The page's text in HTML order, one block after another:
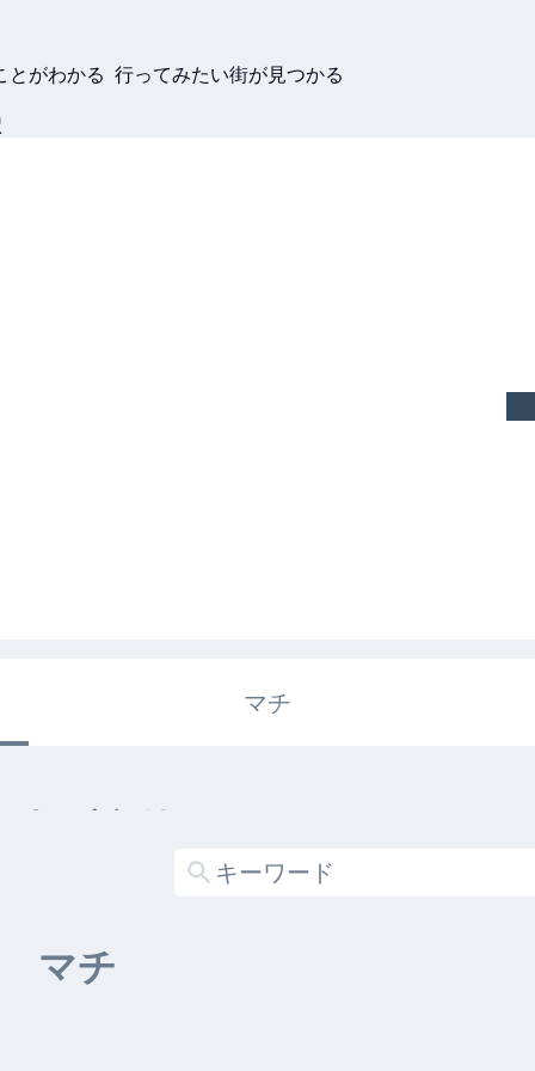
とがわかる 行ってみたい街が見つかる
マチ
キガタリ
マチ